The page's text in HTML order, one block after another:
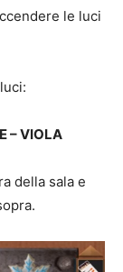
le luci
– VIOLA
della sala e